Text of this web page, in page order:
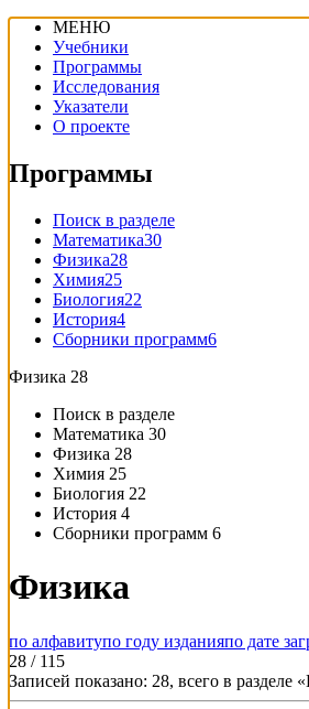
МЕНЮ
Учебники
Программы
Исследования
Указатели
О проекте
Программы
Поиск в разделе
Математика30
Физика28
Химия25
Биология22
История4
Сборники программ6
Физика 28
Поиск в разделе
Математика 30
Физика 28
Химия 25
Биология 22
История 4
Сборники программ 6
Физика
по алфавитупо году изданияпо дате
28 / 115
Записей показано: 28, всего в разделе